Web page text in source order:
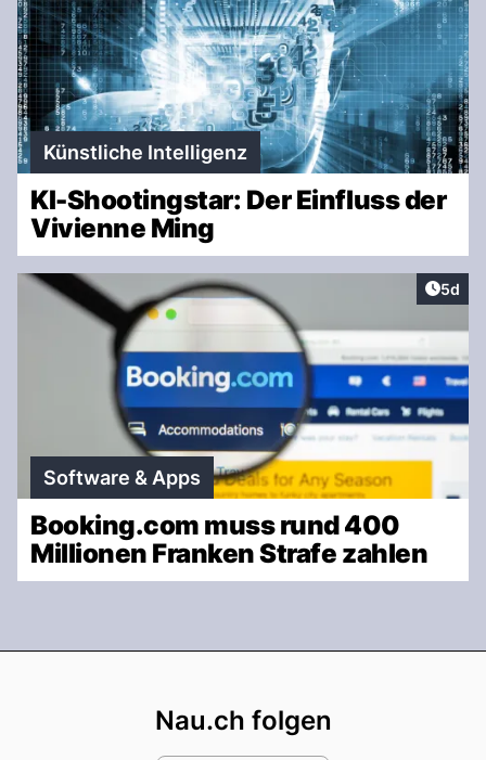
Künstliche Intelligenz
KI-Shootingstar: Der Einfluss der
Vivienne Ming
5d
Software & Apps
Booking.com muss rund 400
Millionen Franken Strafe zahlen
Nau.ch folgen